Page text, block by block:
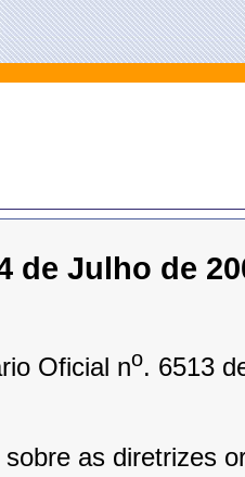
de Julho de
Oficial no. 6513
sobre as diretrizes